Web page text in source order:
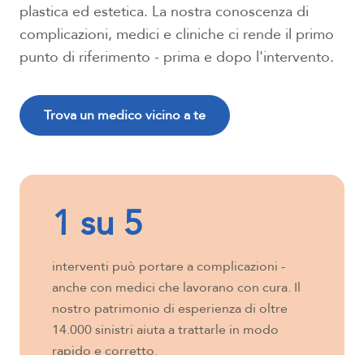
plastica ed estetica. La nostra conoscenza di
complicazioni, medici e cliniche ci rende il primo
punto di riferimento - prima e dopo l'intervento.
Trova un medico vicino a te
1 su 5
interventi può portare a complicazioni -
anche con medici che lavorano con cura. Il
nostro patrimonio di esperienza di oltre
14.000 sinistri aiuta a trattarle in modo
rapido e corretto.